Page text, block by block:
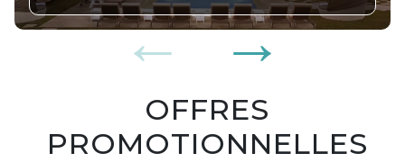
OFFRES
PROMOTIONNELLES